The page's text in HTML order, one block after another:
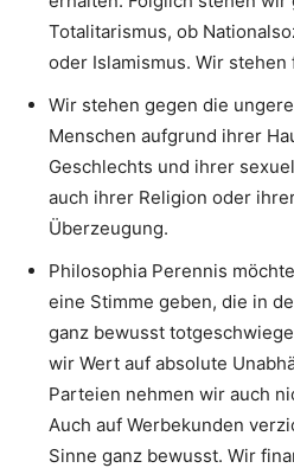
Totalitarismus, ob
oder Islamismus. Wir
Wir stehen gegen die
Menschen aufgrund ihrer
Geschlechts und ihrer
auch ihrer Religion oder
Überzeugung.
Philosophia Perennis
eine Stimme geben, die in
ganz bewusst
wir Wert auf absolute
Parteien nehmen wir auch
Auch auf Werbekunden
Sinne ganz bewusst. Wir